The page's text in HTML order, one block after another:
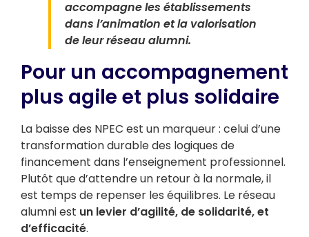
accompagne les établissements
dans l’animation et la valorisation
de leur réseau alumni.
Pour un accompagnement
plus agile et plus solidaire
La baisse des NPEC est un marqueur : celui d’une
transformation durable des logiques de
financement dans l’enseignement professionnel.
Plutôt que d’attendre un retour à la normale, il
est temps de repenser les équilibres. Le réseau
alumni est un levier d’agilité, de solidarité, et
d’efficacité.